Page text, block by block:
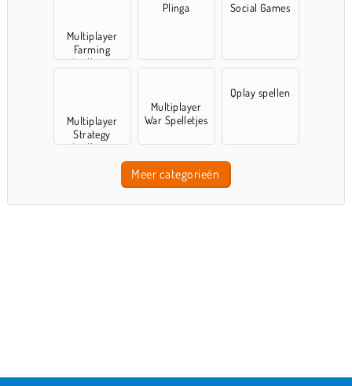
Multiplayer
Farming
Spelletjes
Plinga Social Games
Multiplayer
Strategy
Spelletjes
Multiplayer
War Spelletjes
Qplay spellen
Meer categorieën